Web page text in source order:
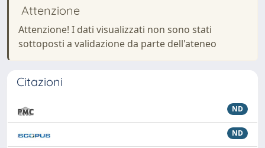
Attenzione
Attenzione! I dati visualizzati non sono stati
sottoposti a validazione da parte dell'ateneo
Citazioni
ND
ND